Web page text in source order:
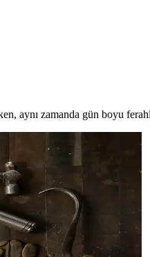
aynı zamanda gün boyu